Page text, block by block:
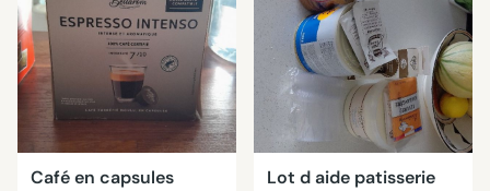
Café en capsules Lot d aide patisserie